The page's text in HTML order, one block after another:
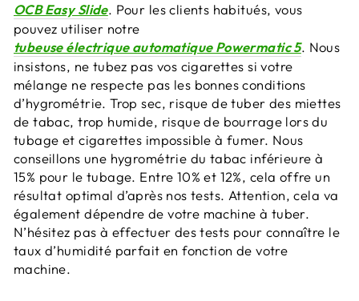
OCB Easy Slide. Pour les clients habitués, vous
pouvez utiliser notre
tubeuse électrique automatique Powermatic 5. Nous
insistons, ne tubez pas vos cigarettes si votre
mélange ne respecte pas les bonnes conditions
d’hygrométrie. Trop sec, risque de tuber des miettes
de tabac, trop humide, risque de bourrage lors du
tubage et cigarettes impossible à fumer. Nous
conseillons une hygrométrie du tabac inférieure à
15% pour le tubage. Entre 10% et 12%, cela offre un
résultat optimal d’après nos tests. Attention, cela va
également dépendre de votre machine à tuber.
N’hésitez pas à effectuer des tests pour connaître le
taux d’humidité parfait en fonction de votre
machine.